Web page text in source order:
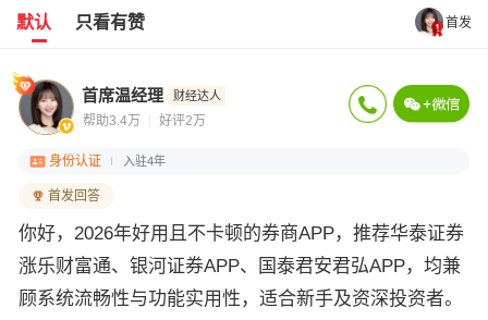
默认 只看有赞 首发
首席温经理 财经达人
帮助3.4万 好评2万
身份认证 入驻4年
首发回答
你好，2026年好用且不卡顿的券商APP，推荐华泰证券
涨乐财富通、银河证券APP、国泰君安君弘APP，均兼
顾系统流畅性与功能实用性，适合新手及资深投资者。